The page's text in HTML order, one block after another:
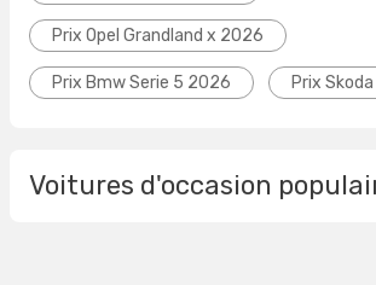
Prix Opel Grandland x 2026
Prix Bmw Serie 5 2026 Prix
Voitures d'occasion